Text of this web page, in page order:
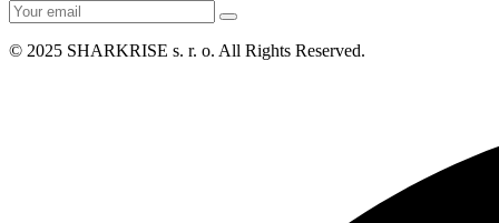
© 2025 SHARKRISE s. r. o. All Rights Reserved.